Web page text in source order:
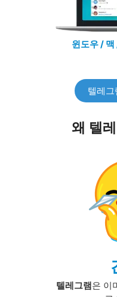
윈도우 /
텔레그
왜 텔
텔레그램은 이